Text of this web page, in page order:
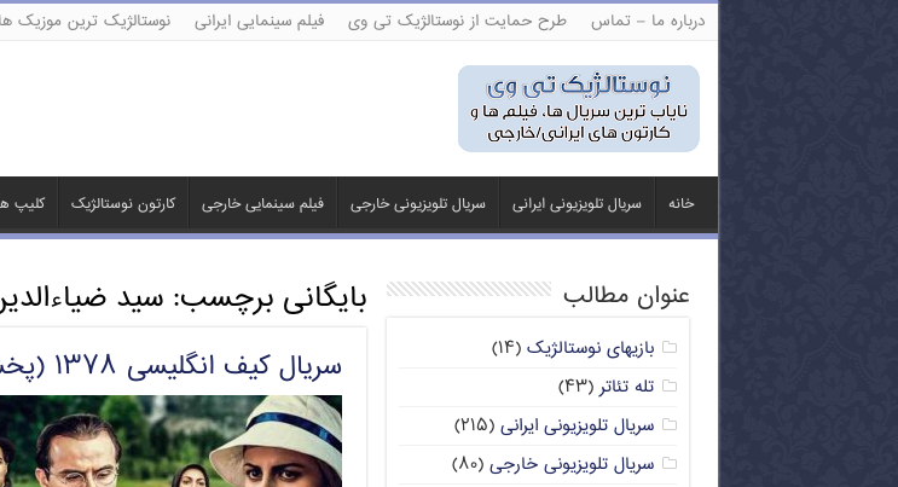
درباره ما – تماس طرح حمایت از نوستالژیک تی وی فیلم سینمایی ایرانی نوستالژیک ترین موزیک ها
خانه سریال تلویزیونی ایرانی سریال تلویزیونی خارجی فیلم سینمایی خارجی کارتون نوستالژیک کلیپ
بایگانی برچسب:سید
سریال کیف انگلیسی ۱۳۷۸ (پخش جدید)
عنوان مطالب
بازیهای نوستالژیک (۱۴)
تله تئاتر(۴۳)
سریال تلویزیونی ایرانی (۲۱۵)
سریال تلویزیونی خارجی (۸۰)